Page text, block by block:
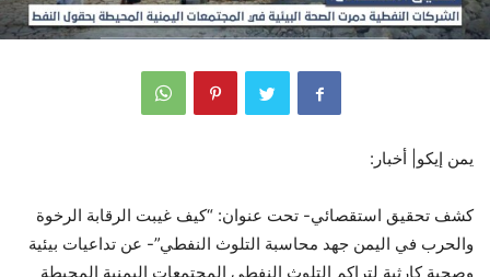
يمن إيكو| أخبار:
كشف تحقيق استقصائي- تحت عنوان: “كيف غيبت الرقابة الرخوة
والحرب في اليمن جهد محاسبة التلوث النفطي”- عن تداعيات بيئية
وصحية كارثية لتراكم التلوث النفطي المجتمعات اليمنية المحيطة